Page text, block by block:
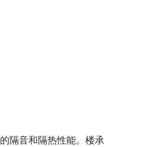
隔音和隔热性能。楼承